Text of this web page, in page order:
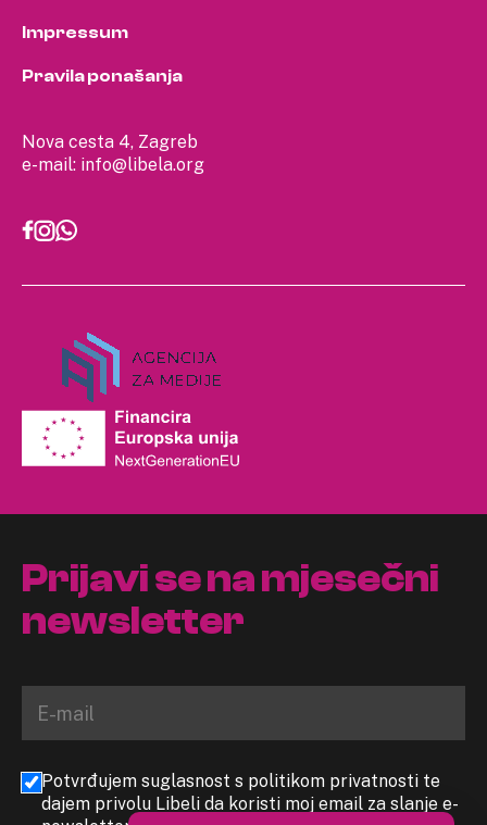
Nova cesta 4, Zagreb
e-mail: info@libela.org
Impressum
Pravila ponašanja
Prijavi se na mjesečni
newsletter
Potvrđujem suglasnost s politikom privatnosti te
dajem privolu Libeli da koristi moj email za slanje e-